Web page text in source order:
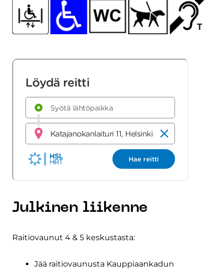
Julkinen liikenne
Raitiovaunut 4 & 5 keskustasta:
Jää raitiovaunusta Kauppiaankadun